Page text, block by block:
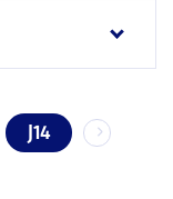
J14